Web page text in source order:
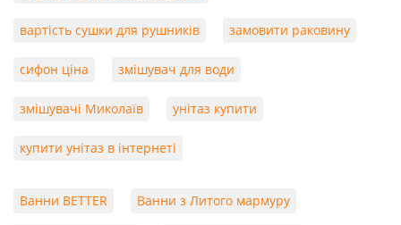
вартість сушки для рушників замовити раковину
сифон ціна змішувач для води
змішувачі Миколаїв унітаз купити
купити унітаз в інтернеті
Ванни BETTER Ванни з Литого мармуру